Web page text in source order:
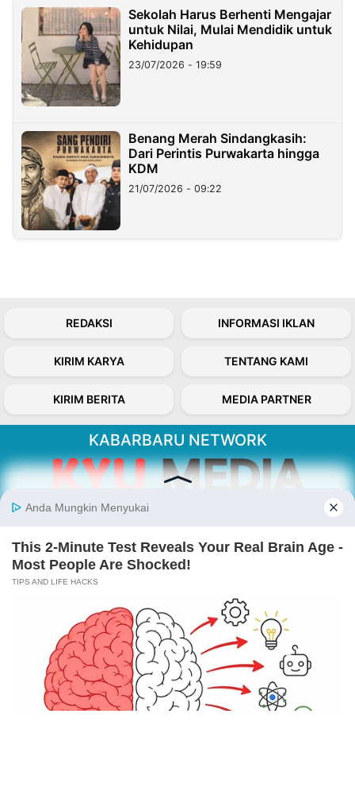
Sekolah Harus Berhenti Mengajar
untuk Nilai, Mulai Mendidik untuk
Kehidupan
23/07/2026 - 19:59
Benang Merah Sindangkasih:
Dari Perintis Purwakarta hingga
KDM
21/07/2026 - 09:22
REDAKSI INFORMASI IKLAN
KIRIM KARYA TENTANG KAMI
KIRIM BERITA MEDIA PARTNER
KABARBARU NETWORK
Kabarbaru.co menyajikan berita aktual dan
Follow Kabarbaru